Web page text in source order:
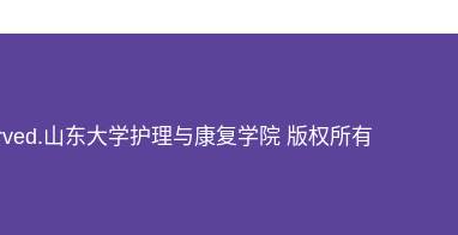
山东大学护理与康复学院 版权所有